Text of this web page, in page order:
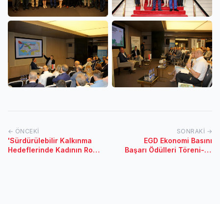
← ÖNCEKI
'Sürdürülebilir Kalkınma
Hedeflerinde Kadının Rolü
SONRAKI →
EGD Ekonomi Basını
Başarı Ödülleri Töreni-14